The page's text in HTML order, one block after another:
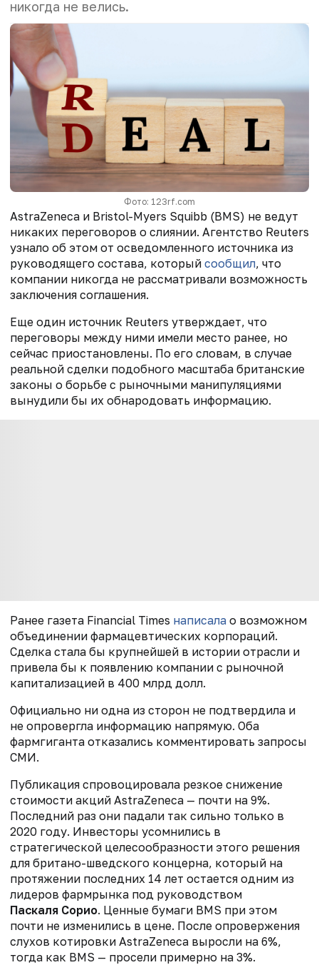
никогда не велись.
Фото: 123rf.com
AstraZeneca и Bristol-Myers Squibb (BMS) не ведут
никаких переговоров о слиянии. Агентство Reuters
узнало об этом от осведомленного источника из
руководящего состава, который сообщил, что
компании никогда не рассматривали возможность
заключения соглашения.
Еще один источник Reuters утверждает, что
переговоры между ними имели место ранее, но
сейчас приостановлены. По его словам, в случае
реальной сделки подобного масштаба британские
законы о борьбе с рыночными манипуляциями
вынудили бы их обнародовать информацию.
Ранее газета Financial Times написала о возможном
объединении фармацевтических корпораций.
Сделка стала бы крупнейшей в истории отрасли и
привела бы к появлению компании с рыночной
капитализацией в 400 млрд долл.
Официально ни одна из сторон не подтвердила и
не опровергла информацию напрямую. Оба
фармгиганта отказались комментировать запросы
СМИ.
Публикация спровоцировала резкое снижение
стоимости акций AstraZeneca — почти на 9%.
Последний раз они падали так сильно только в
2020 году. Инвесторы усомнились в
стратегической целесообразности этого решения
для британо-шведского концерна, который на
протяжении последних 14 лет остается одним из
лидеров фармрынка под руководством
Паскаля Сорио. Ценные бумаги BMS при этом
почти не изменились в цене. После опровержения
слухов котировки AstraZeneca выросли на 6%,
тогда как BMS — просели примерно на 3%.